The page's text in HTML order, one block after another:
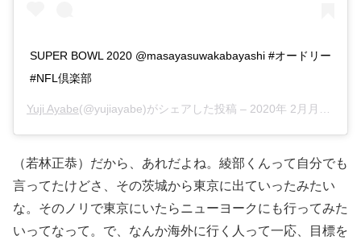
SUPER BOWL 2020 @masayasuwakabayashi #オードリー
#NFL倶楽部
Yuji Ayabe(@yujiayabe)がシェアした投稿 – 2020年 2月月3日午前1時31分PST
（若林正恭）だから、あれだよね。綾部くんって自分でも
言ってたけどさ、その茨城から東京に出ていったみたい
な。そのノリで東京にいたらニューヨークにも行ってみた
いってなって。で、なんか海外に行く人って一応、目標を